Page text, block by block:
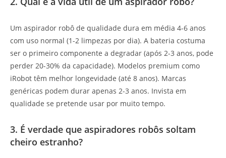
Um aspirador robô de qualidade dura em média 4-6 anos
com uso normal (1-2 limpezas por dia). A bateria costuma
ser o primeiro componente a degradar (após 2-3 anos, pode
perder 20-30% da capacidade). Modelos premium como
iRobot têm melhor longevidade (até 8 anos). Marcas
genéricas podem durar apenas 2-3 anos. Invista em
qualidade se pretende usar por muito tempo.
3. É verdade que aspiradores robôs soltam
cheiro estranho?